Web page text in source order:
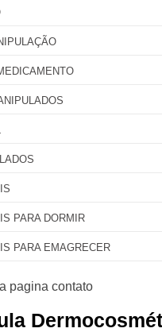
PARA DORMIR
PARA EMAGRECER